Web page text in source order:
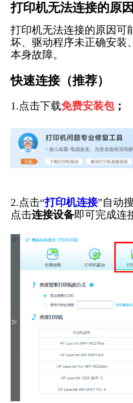
打印机无法连接的原因
打印机无法连接的原因可
坏、驱动程序未正确安装
本身故障。
快速连接（推荐）
1.点击下载免费安装包；
2.点击“打印机连接”自动
点击连接设备即可完成连